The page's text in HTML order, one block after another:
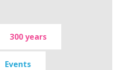
300 years
Events